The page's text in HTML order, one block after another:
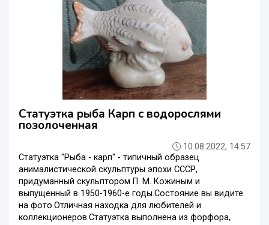
Статуэтка рыба Карп с водорослями
позолоченная
10.08.2022, 14:57
Статуэтка "Рыба - карп" - типичный образец
анималистической скульптуры эпохи СССР,
придуманный скульптором П. М. Кожиным и
выпущенный в 1950-1960-е годы.Состояние вы видите
на фото.Отличная находка для любителей и
коллекционеров.Статуэтка выполнена из форфора,